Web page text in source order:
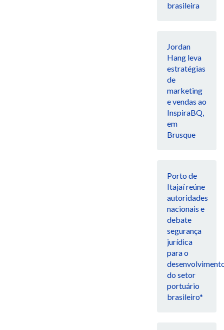
brasileira
Jordan
Hang leva
estratégias
de
marketing
e vendas ao
InspiraBQ,
em
Brusque
Porto de
Itajaí reúne
autoridades
nacionais e
debate
segurança
jurídica
para o
do setor
portuário
brasileiro*